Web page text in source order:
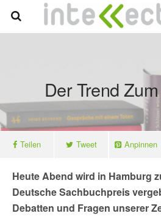
Der Trend
Teilen Tweet Anpinnen
Heute Abend wird in Hamburg
Deutsche Sachbuchpreis
Debatten und Fragen unserer